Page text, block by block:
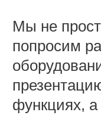
Мы не
попросим
функциях,